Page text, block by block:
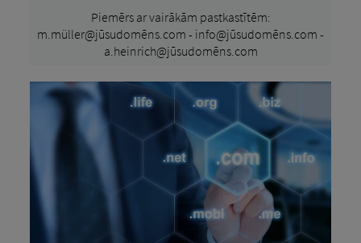
Piemērs ar vairākām pastkastītēm:
m.müller@jūsudomēns.com - info@jūsudomēns.com -
a.heinrich@jūsudomēns.com